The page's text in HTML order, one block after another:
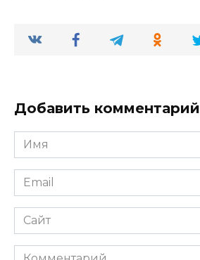
Добавить комментарий
Имя
*
Email
*
Сайт
Комментарий